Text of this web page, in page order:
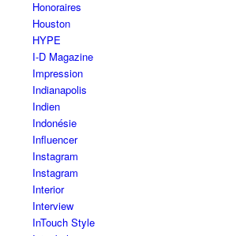
Honoraires
Houston
HYPE
I-D Magazine
Impression
Indianapolis
Indien
Indonésie
Influencer
Instagram
Instagram
Interior
Interview
InTouch Style